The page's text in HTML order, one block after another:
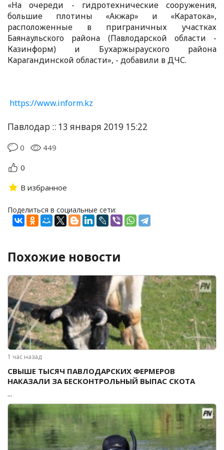
«На очереди - гидротехнические сооружения,
большие плотины «Акжар» и «Каратока»,
расположенные в приграничных участках
Баянаульского района (Павлодарской области -
Казинформ) и Бухаржырауского района
Карагандинской области», - добавили в ДЧС.
https://www.inform.kz
Павлодар :: 13 января 2019 15:22
0
449
0
В избранное
Поделиться в социальные сети:
Похожие новости
1 час назад
СВЫШЕ ТЫСЯЧ ПАВЛОДАРСКИХ ФЕРМЕРОВ
НАКАЗАЛИ ЗА БЕСКОНТРОЛЬНЫЙ ВЫПАС СКОТА
...